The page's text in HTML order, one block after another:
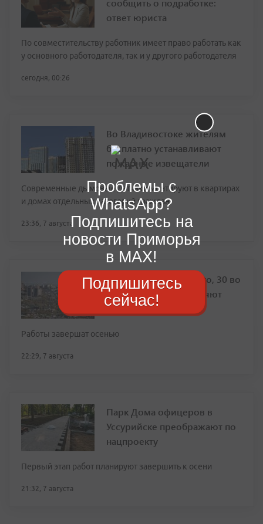
сообщить о подработке:
ответ юриста
По совместительству работник имеет право работать как
у основного работодателя, так и у другого работодателя
сегодня, 00:26
Во Владивостоке жителям
бесплатно устанавливают
пожарные извещатели
Современные дымовые датчики монтируют в квартирах
и домах отдельных категорий граждан
23:36, 7 августа
Фасад дома на Толстого, 30 во
Владивостоке обновляют
Работы завершат осенью
22:29, 7 августа
Парк Дома офицеров в
Уссурийске преображают по
нацпроекту
Первый этап работ планируют завершить к осени
21:32, 7 августа
Проблемы с
WhatsApp?
Подпишитесь на
новости Приморья
в MAX!
Подпишитесь
сейчас!